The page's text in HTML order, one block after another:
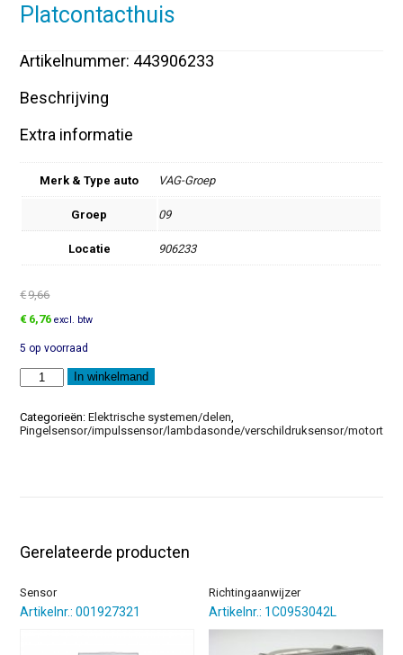
Platcontacthuis
Artikelnummer: 443906233
Beschrijving
Extra informatie
Merk & Type auto VAG-Groep
Groep 09
Locatie 906233
€9,66
Oorspronkelijke
was:
€9,66.
€ 6,76Huidige
is:
€6,76.
excl. btw
5 op voorraad
Platcontacthuis
aantal
In winkelmand
Categorieën:Elektrische systemen/delen,
Pingelsensor/impulssensor/lambdasonde/verschildruksensor/
Gerelateerde producten
Sensor
Artikelnr.: 001927321
Richtingaanwijzer
Artikelnr.: 1C0953042L